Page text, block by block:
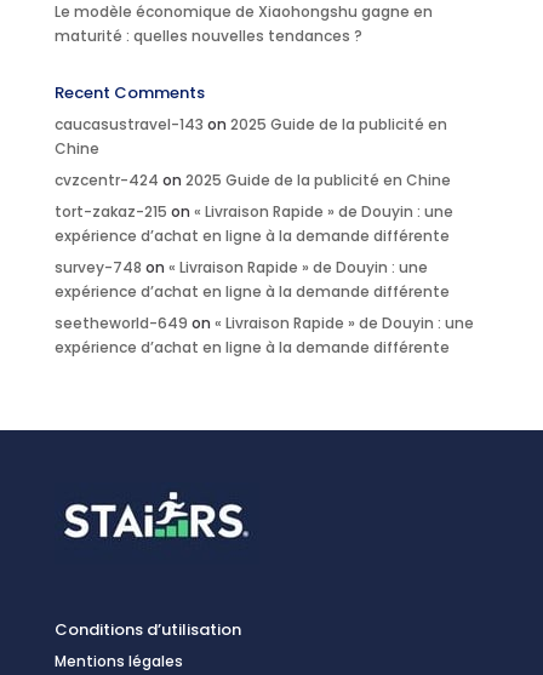
Le modèle économique de Xiaohongshu gagne en
maturité : quelles nouvelles tendances ?
Recent Comments
caucasustravel-143 on 2025 Guide de la publicité en
Chine
cvzcentr-424 on 2025 Guide de la publicité en Chine
tort-zakaz-215 on « Livraison Rapide » de Douyin : une
expérience d’achat en ligne à la demande différente
survey-748 on « Livraison Rapide » de Douyin : une
expérience d’achat en ligne à la demande différente
seetheworld-649 on « Livraison Rapide » de Douyin : une
expérience d’achat en ligne à la demande différente
Conditions d’utilisation
Mentions légales